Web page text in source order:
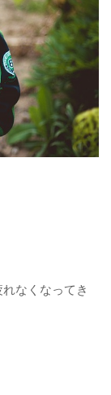
なくなってき